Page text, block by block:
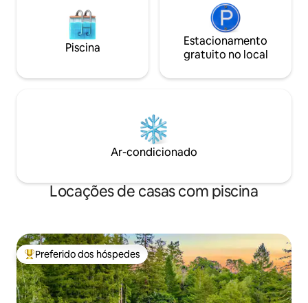
Piscina
Estacionamento
gratuito no local
Ar-condicionado
Locações de casas com piscina
Entre os melhores preferidos dos hóspedes
Preferido dos hóspedes